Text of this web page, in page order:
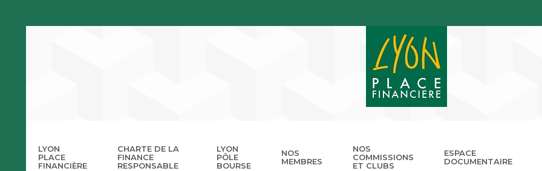
LYON
PLACE
FINANCIÈRE
CHARTE DE LA
FINANCE
RESPONSABLE
LYON
PÔLE
BOURSE
NOS
MEMBRES
NOS
COMMISSIONS
ET CLUBS
ESPACE
DOCUMENTAIRE